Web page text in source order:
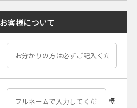
お客様について
様